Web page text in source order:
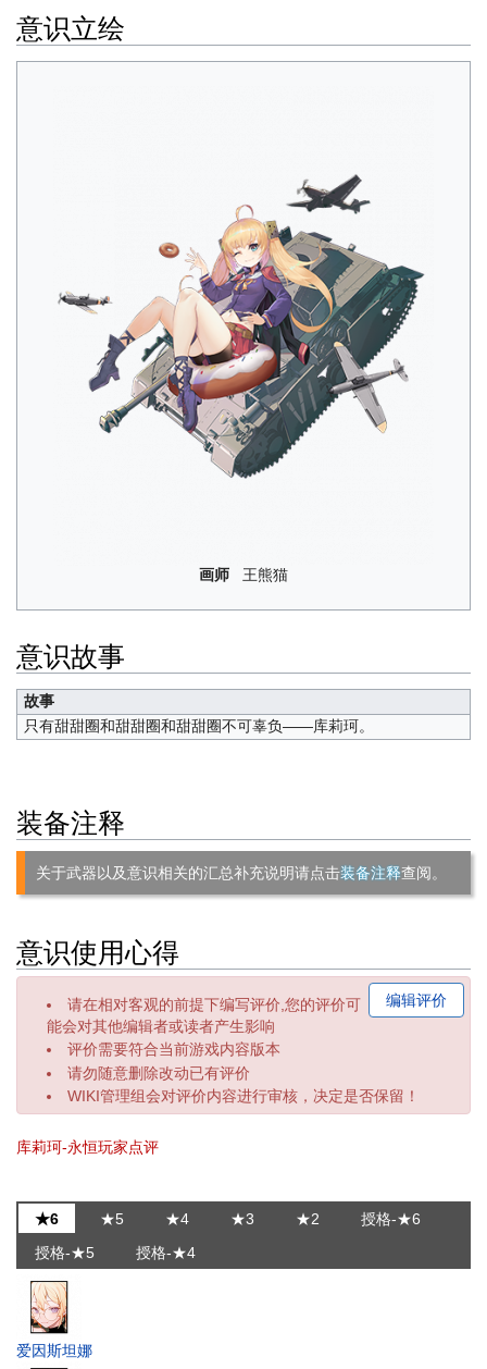
意识立绘
画师 王熊猫
意识故事
故事
只有甜甜圈和甜甜圈和甜甜圈不可辜负——库莉珂。
装备注释
关于武器以及意识相关的汇总补充说明请点击装备注释查阅。
意识使用心得
编辑评价
请在相对客观的前提下编写评价,您的评价可
能会对其他编辑者或读者产生影响
评价需要符合当前游戏内容版本
请勿随意删除改动已有评价
WIKI管理组会对评价内容进行审核，决定是否保留！
库莉珂-永恒玩家点评
★6 ★5 ★4 ★3 ★2
授格-★6
授格-★5
授格-★4
爱因斯坦娜